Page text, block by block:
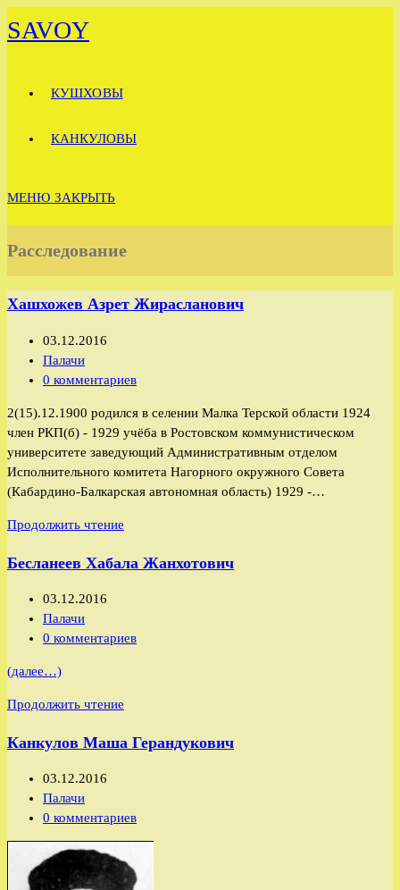
к
SAVOY
КУШХОВЫ
КАНКУЛОВЫ
МЕНЮ ЗАКРЫТЬ
Расследование
Хашхожев Азрет Жирасланович
Запись
опубликована:
03.12.2016
Рубрика
записи:
Палачи
Комментарии
записи:
0 комментариев
2(15).12.1900 родился в селении Малка Терской области 1924
член РКП(б) - 1929 учёба в Ростовском коммунистическом
университете заведующий Административным отделом
Исполнительного комитета Нагорного окружного Совета
(Кабардино-Балкарская автономная область) 1929 -…
Продолжить чтение
Жирасланович
Бесланеев Хабала Жанхотович
Запись
опубликована:
03.12.2016
Рубрика
записи:
Палачи
Комментарии
записи:
0 комментариев
(далее…)
Продолжить чтение
Жанхотович
Канкулов Маша Герандукович
Запись
опубликована:
03.12.2016
Рубрика
записи:
Палачи
Комментарии
записи:
0 комментариев